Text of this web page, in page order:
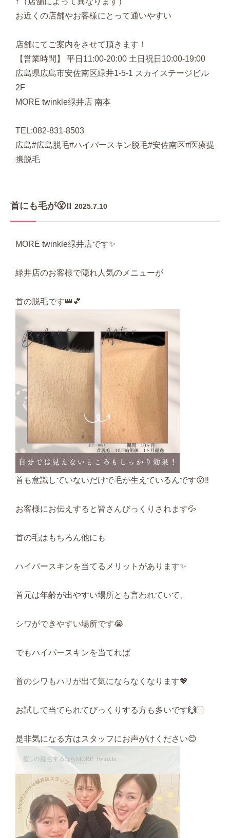
お近くの店舗やお客様にとって通いやすい
店舗にてご案内をさせて頂きます！
【営業時間】 平日11:00-20:00 土日祝日10:00-19:00
広島県広島市安佐南区緑井1-5-1 スカイステージビル
2F
MORE twinkle緑井店 南本
TEL:082-831-8503
広島#広島脱毛#ハイパースキン脱毛#安佐南区#医療提
携脱毛
首にも毛が😮‼️ 2025.7.10
MORE twinkle緑井店です✨
緑井店のお客様で隠れ人気のメニューが
首の脱毛です👑💕
首も意識していないだけで毛が生えているんです😮‼️
お客様にお伝えすると皆さんびっくりされます💦
首の毛はもちろん他にも
ハイパースキンを当てるメリットがあります✨
首元は年齢が出やすい場所とも言われていて、
シワができやすい場所です😭
でもハイパースキンを当てれば
首のシワもハリが出て気にならなくなります💖
お試しで当てられてびっくりする方も多いです🙌🏻
是非気になる方はスタッフにお声がけください😊